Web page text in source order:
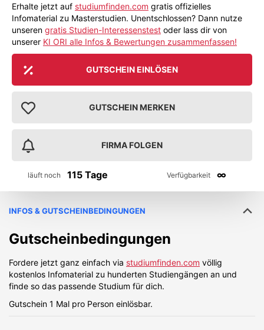
Erhalte jetzt auf studiumfinden.com gratis offizielles
Infomaterial zu Masterstudien. Unentschlossen? Dann nutze
unseren gratis Studien-Interessenstest oder lass dir von
unserer KI ORI alle Infos & Bewertungen zusammenfassen!
GUTSCHEIN EINLÖSEN
GUTSCHEIN MERKEN
FIRMA FOLGEN
läuft noch 115 Tage Verfügbarkeit ∞
INFOS & GUTSCHEINBEDINGUNGEN
Gutscheinbedingungen
Fordere jetzt ganz einfach via studiumfinden.com völlig
kostenlos Infomaterial zu hunderten Studiengängen an und
finde so das passende Studium für dich.
Gutschein 1 Mal pro Person einlösbar.